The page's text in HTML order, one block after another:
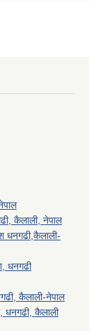
कैलाली, नेपाल
धनगढी,कैलाली-
धनगढी
कैलाली-नेपाल
धनगढी, कैलाली